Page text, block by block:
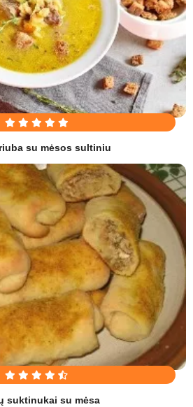
su mėsos sultiniu
suktinukai su mėsa